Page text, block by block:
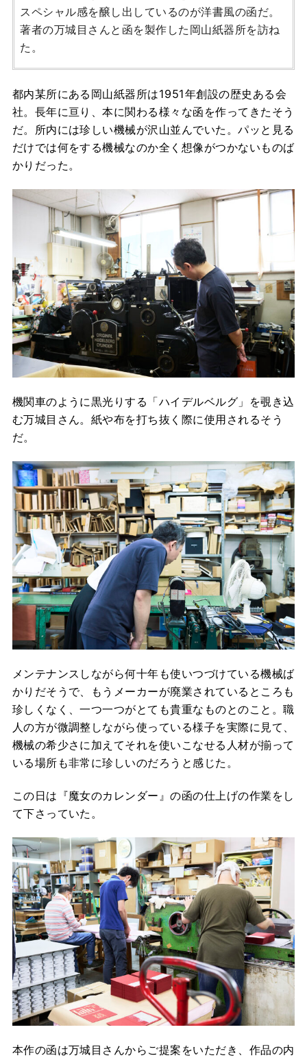
スペシャル感を醸し出しているのが洋書風の函だ。
著者の万城目さんと函を製作した岡山紙器所を訪ね
た。
都内某所にある岡山紙器所は1951年創設の歴史ある会
社。長年に亘り、本に関わる様々な函を作ってきたそう
だ。所内には珍しい機械が沢山並んでいた。パッと見る
だけでは何をする機械なのか全く想像がつかないものば
かりだった。
機関車のように黒光りする「ハイデルベルグ」を覗き込
む万城目さん。紙や布を打ち抜く際に使用されるそう
だ。
メンテナンスしながら何十年も使いつづけている機械ば
かりだそうで、もうメーカーが廃業されているところも
珍しくなく、一つ一つがとても貴重なものとのこと。職
人の方が微調整しながら使っている様子を実際に見て、
機械の希少さに加えてそれを使いこなせる人材が揃って
いる場所も非常に珍しいのだろうと感じた。
この日は『魔女のカレンダー』の函の仕上げの作業をし
て下さっていた。
本作の函は万城目さんからご提案をいただき、作品の内